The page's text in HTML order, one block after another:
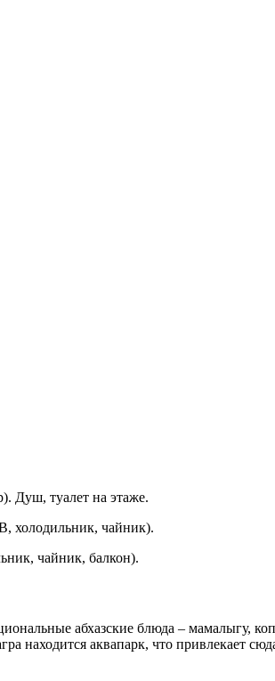
Душ, туалет на этаже.
холодильник, чайник).
чайник, балкон).
абхазские блюда – мамалыгу,
находится аквапарк, что привлекает